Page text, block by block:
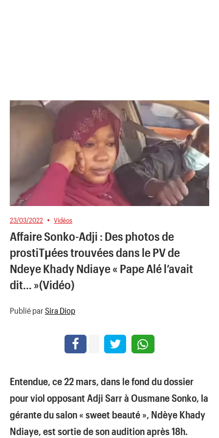
23/03/2022 Vidéos
Affaire Sonko-Adji : Des photos de
prostiTµées trouvées dans le PV de
Ndeye Khady Ndiaye « Pape Alé l’avait
dit… »(Vidéo)
Publié par Sira Diop
Entendue, ce 22 mars, dans le fond du dossier
pour viol opposant Adji Sarr à Ousmane Sonko, la
gérante du salon « sweet beauté », Ndèye Khady
Ndiaye, est sortie de son audition après 18h.